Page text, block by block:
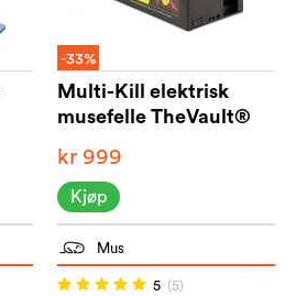
-33%
Multi-Kill elektrisk
musefelle TheVault®
kr 999
Kjøp
Mus
5 (5)